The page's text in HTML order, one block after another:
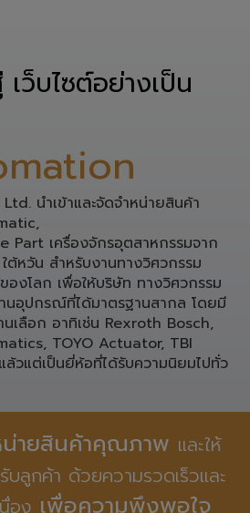
ว็บไซต์อย่างเป็น
นำเข้าและจัดจำหน่ายสินค้า
Part เครื่องจักรอุตสาหกรรมจาก
ต้หวัน สำหรับงานทางวิศวกรรม
องโลก เพื่อให้บริษัท ทางวิศวกรรม
นอุปกรณ์ที่ได้มาตรฐานสากล โดยมี
เลือก อาทิเช่น Rexroth Bosch,
TOYO Actuator, TBI
วแต่เป็นยี่ห้อที่ได้รับความนิยมไปทั่ว
ายสินค้าคุณภาพ และให้
บลูกค้า ด้วยความรวดเร็วและ
อง เพื่อความพึงพอใจ